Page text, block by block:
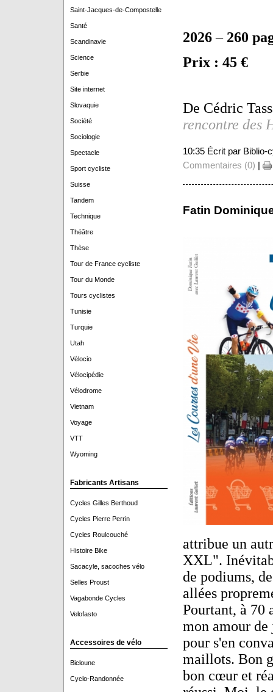
Saint-Jacques-de-Compostelle
Santé
Scandinavie
Science
Serbie
Site internet
Slovaquie
Société
Sociologie
Spectacle
Sport cycliste
Suisse
Tandem
Technique
Théâtre
Thèse
Tour de France cycliste
Tour du Monde
Tours cyclistes
Tunisie
Turquie
Utah
Vélocio
Vélocipédie
Vélodrome
Vietnam
Voyage
VTT
Wyoming
Fabricants Artisans
Cycles Gilles Berthoud
Cycles Pierre Perrin
Cycles Roulcouché
Histoire Bike
Sacacyle, sacoches vélo
Selles Proust
Vagabonde Cycles
Velofasto
Accessoires de vélo
Bicloune
Cyclo-Randonnée
2026– 260
Prix : 45 €
De Cédric
rencontre des
10:35 Écrit par Biblio-
Commentaires (0) |
Fatin
attribue un
XXL".
de podiums,
allées
Pourtant, à 70
mon amour
pour s'en
maillots. Bon
bon cœur et